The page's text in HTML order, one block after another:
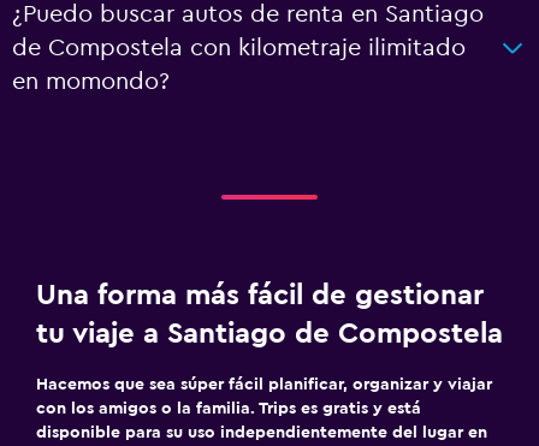
¿Puedo buscar autos de renta en Santiago
de Compostela con kilometraje ilimitado
en momondo?
Una forma más fácil de gestionar
tu viaje a Santiago de Compostela
Hacemos que sea súper fácil planificar, organizar y viajar
con los amigos o la familia. Trips es gratis y está
disponible para su uso independientemente del lugar en